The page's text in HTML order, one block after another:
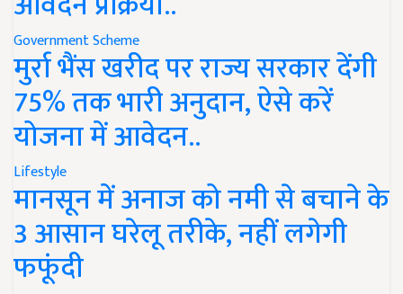
Government Scheme
मुर्रा भैंस खरीद पर राज्य सरकार देंगी
75% तक भारी अनुदान, ऐसे करें
योजना में आवेदन..
Lifestyle
मानसून में अनाज को नमी से बचाने के
3 आसान घरेलू तरीके, नहीं लगेगी
फफूंदी